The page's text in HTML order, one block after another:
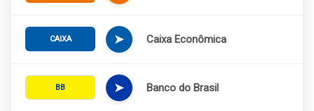
CAIXA ➤ Caixa Econômica
BB ➤ Banco do Brasil